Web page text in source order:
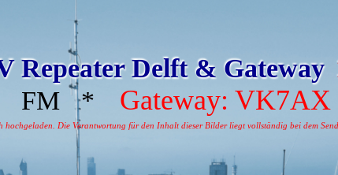
Repeater Delft & Gateway
FM * Gateway: VK7AX
hochgeladen. Die Verantwortung für den Inhalt dieser Bilder liegt vollständig bei dem